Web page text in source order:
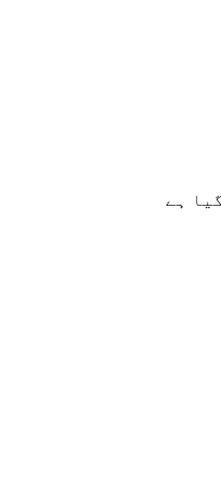
ہے